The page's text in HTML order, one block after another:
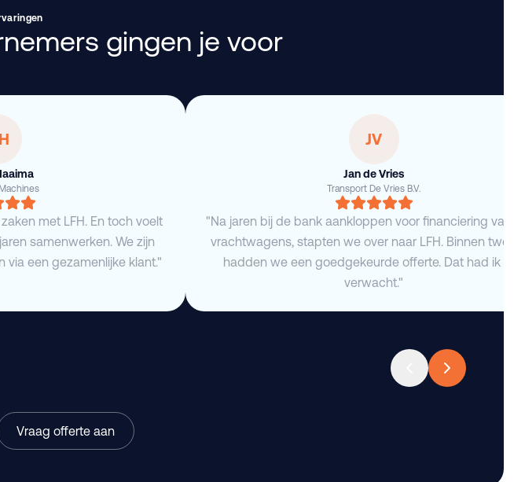
gingen je voor
met LFH. En toch voelt
samenwerken. We zijn
via een gezamenlijke klant."
JV
Jan de Vries
Transport De Vries B.V.
"Na jaren bij de bank aankloppen voor financiering van
vrachtwagens, stapten we over naar LFH. Binnen twee
hadden we een goedgekeurde offerte. Dat had ik niet
verwacht."
Vraag offerte aan